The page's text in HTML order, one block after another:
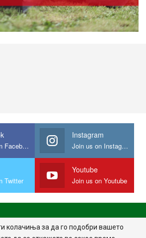
Join us on Facebook
Instagram
Join us on Instagram
Twitter
Youtube
Join us on Youtube
НА ПРИВАТНОСТ
ИМПРЕСУМ
колачиња за да го подобри вашето